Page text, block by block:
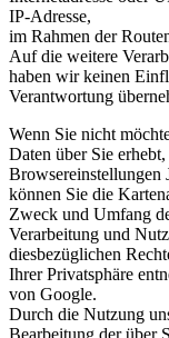
IP-Adresse,
im Rahmen der
Auf die weitere
haben wir keinen
Verantwortung
Wenn Sie nicht
Daten über Sie
Browsereinstellungen
können Sie die
Zweck und Umfang
Verarbeitung und
diesbezüglichen
Ihrer Privatsphäre
von Google.
Durch die Nutzung
Bearbeitung der über